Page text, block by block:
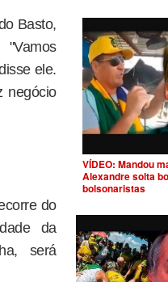
Basto,
ele.
negócio
do
da
será
VÍDEO: Mandou
Alexandre solta
bolsonaristas